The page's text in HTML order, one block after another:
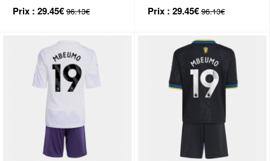
2025-26 Manche Courte (+
Prix : 29.45€ 96.13€
2025-26 Manche Courte (+
Prix : 29.45€ 96.13€